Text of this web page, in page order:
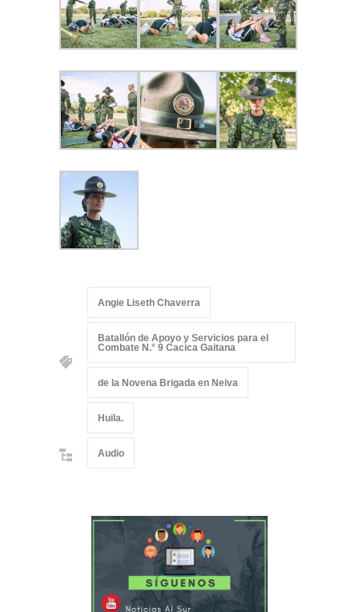
Angie Liseth Chaverra
Batallón de Apoyo y Servicios para el
Combate N.° 9 Cacica Gaitana
de la Novena Brigada en Neiva
Huila.
Audio